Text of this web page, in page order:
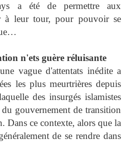
a été de permettre aux
à leur tour, pour pouvoir se
n'ets guère réluisante
vague d'attentats inédite a
les plus meurtrières depuis
des insurgés islamistes
gouvernement de transition
Dans ce contexte, alors que la
de se rendre dans